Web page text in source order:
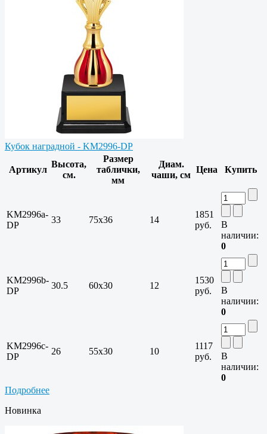
Кубок наградной - KM2996-DP
Артикул
Высота,
см.
Размер
таблички,
мм
Диам.
чаши, см
Цена Купить
KM2996a-
DP
33 75х36 14
1851
руб.
В
наличии:
0
KM2996b-
DP
30.5 60х30 12
1530
руб.
В
наличии:
0
KM2996c-
DP
26 55х30 10
1117
руб.
В
наличии:
0
Подробнее
Новинка